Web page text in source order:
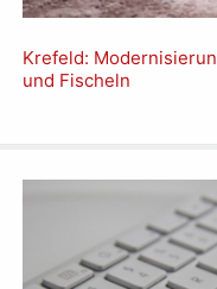
Krefeld:
und Fischeln